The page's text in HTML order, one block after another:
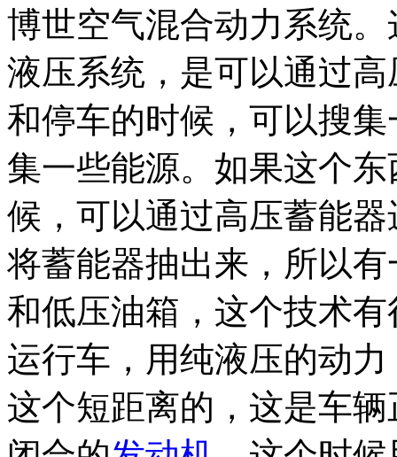
博世空气混合动力系统
液压系统，是可以通过
和停车的时候，可以搜
集一些能源。如果这个
候，可以通过高压蓄能
将蓄能器抽出来，所以
和低压油箱，这个技术
运行车，用纯液压的动
这个短距离的，这是车